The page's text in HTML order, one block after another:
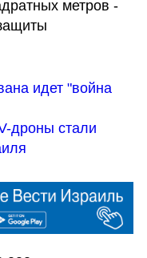
метров -
идет "война
дроны стали